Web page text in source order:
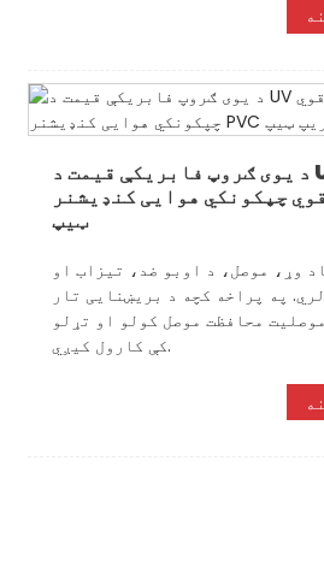
د یوی ګروپ فابریکې قیمت د UV مقاومت لرونکي
قوي چپکونکي هوایی کنډیشنر PVC پایپ ریپ
ټیپ
وړ، موصل، د اوبو ضد، تیزاب او
په پراخه کچه د بریښنایی تار
محافظت موصل کولو او تړلو
کې کارول کیږي.